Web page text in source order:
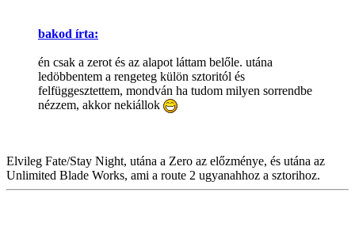
bakod írta:
én csak a zerot és az alapot láttam belőle. utána
ledöbbentem a rengeteg külön sztoritól és
felfüggesztettem, mondván ha tudom milyen sorrendbe
nézzem, akkor nekiállok
Elvileg Fate/Stay Night, utána a Zero az előzménye, és utána az
Unlimited Blade Works, ami a route 2 ugyanahhoz a sztorihoz.